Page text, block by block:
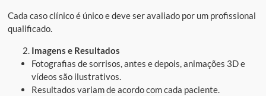
Cada caso clínico é único e deve ser avaliado por um profissional
qualificado.
Imagens e Resultados
Fotografias de sorrisos, antes e depois, animações 3D e
vídeos são ilustrativos.
Resultados variam de acordo com cada paciente.